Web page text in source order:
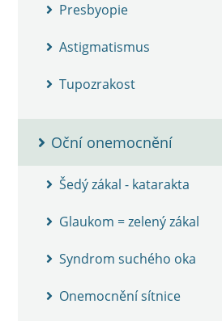
Presbyopie
Astigmatismus
Tupozrakost
Oční onemocnění
Šedý zákal - katarakta
Glaukom = zelený zákal
Syndrom suchého oka
Onemocnění sítnice